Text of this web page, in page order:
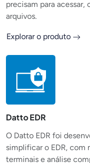
precisam para
arquivos.
Explorar o produto
Datto EDR
O Datto EDR foi
simplificar o EDR,
terminais e análise